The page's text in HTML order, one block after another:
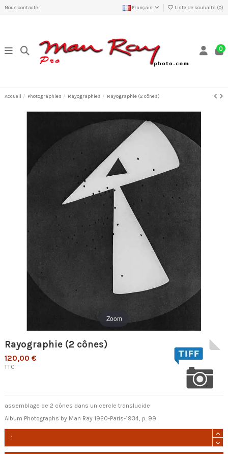
Nous contacter Français Liste de souhaits (0)
0
Accueil Photographies Rayographies Rayographie (2 cônes)
Zoom
Rayographie (2 cônes)
120,00 €
TTC
assemblage de 2 cônes dans un cercle translucide
Album Photographs by Man Ray 1920-Paris-1934, p. 99